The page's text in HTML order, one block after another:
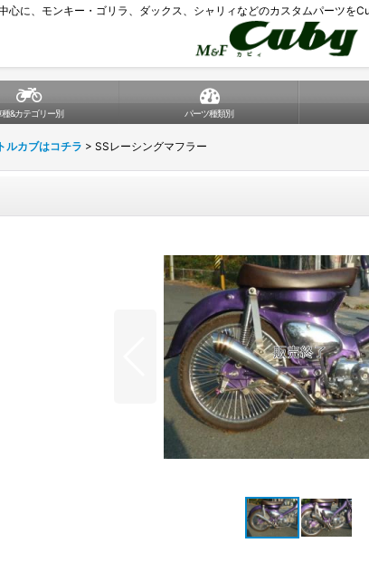
心に、モンキー・ゴリラ、ダックス、シャリィなどのカスタムパーツを
種&カテゴリー別 パーツ種類別
ルカブはコチラ > SSレーシングマフラー